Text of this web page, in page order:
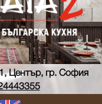
Център, гр. София